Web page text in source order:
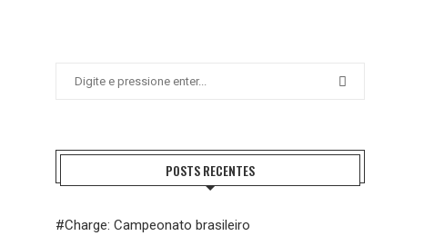
POSTS RECENTES
#Charge: Campeonato brasileiro